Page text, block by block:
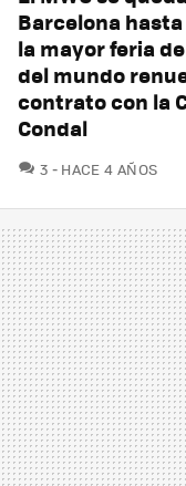
Barcelona
la mayor feria
del mundo
contrato con la
Condal
3 COMENTARIOS
HACE 4 AÑOS